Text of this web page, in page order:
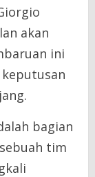
akan
ini
bagian
tim